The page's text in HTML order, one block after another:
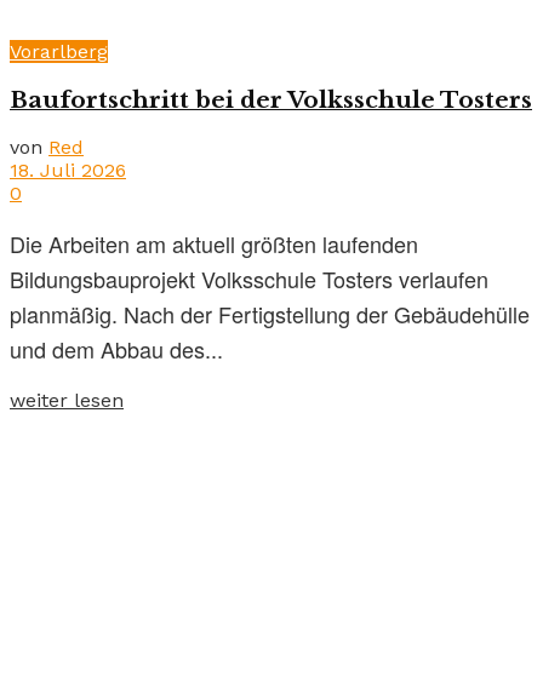
Vorarlberg
Baufortschritt bei der Volksschule Tosters
von Red
18. Juli 2026
0
Die Arbeiten am aktuell größten laufenden
Bildungsbauprojekt Volksschule Tosters verlaufen
planmäßig. Nach der Fertigstellung der Gebäudehülle
und dem Abbau des...
weiter lesen